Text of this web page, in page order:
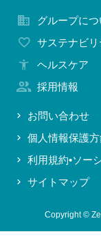
グループにつ
サステナビリ
ヘルスケア
採用情報
お問い合わせ
個人情報保護
利用規約•ソー
サイトマップ
Copyright ©